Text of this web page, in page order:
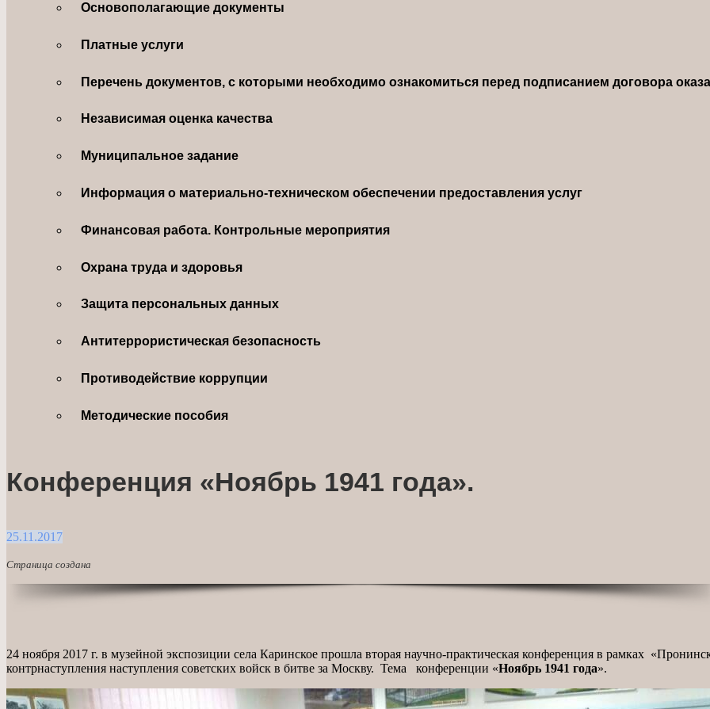
Основополагающие документы
Платные услуги
Перечень документов, с которыми необходимо ознакомиться перед подписанием договора
Независимая оценка качества
Муниципальное задание
Информация о материально-техническом обеспечении предоставления услуг
Финансовая работа. Контрольные мероприятия
Охрана труда и здоровья
Защита персональных данных
Антитеррористическая безопасность
Противодействие коррупции
Методические пособия
Конференция «Ноябрь 1941 года».
25.11.2017
Страница создана
24 ноября 2017 г. в музейной экспозиции села Каринское прошла вторая научно-практическая конференция в рамках
контрнаступления наступления советских войск в битве за Москву. Тема конференции «Ноябрь 1941 года».